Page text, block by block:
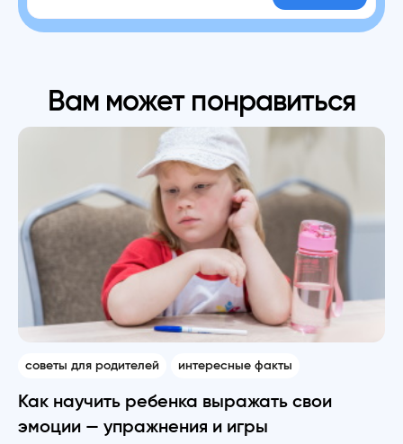
Вам может понравиться
советы для родителей интересные факты
Как научить ребенка выражать свои
эмоции — упражнения и игры